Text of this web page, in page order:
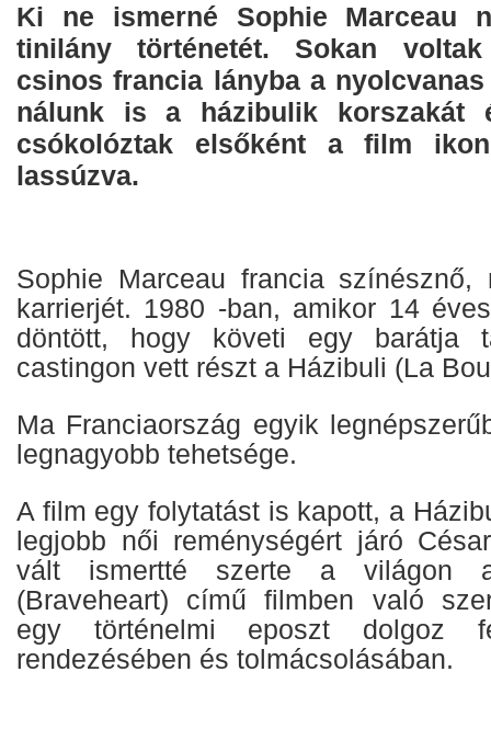
Ki ne ismerné Sophie Marceau
tinilány történetét. Sokan
csinos francia lányba a
nálunk is a házibulik korszakát
csókolóztak elsőként a film
lassúzva.
Sophie Marceau francia színésznő,
karrierjét. 1980 -ban, amikor 14
döntött, hogy követi egy barátja
castingon vett részt a Házibuli (La
Ma Franciaország egyik
legnagyobb tehetsége.
A film egy folytatást is kapott, a
legjobb női reménységért járó
vált ismertté szerte a világon a
(Braveheart) című filmben való
egy történelmi eposzt dolgoz
rendezésében és tolmácsolásában.